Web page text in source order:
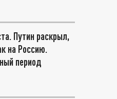
Путин раскрыл,
на Россию.
период